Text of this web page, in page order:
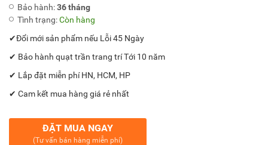
Bảo hành:36 tháng
Tình trạng:Còn hàng
✔Đổi mới sản phẩm nếu Lỗi 45 Ngày
✔ Bảo hành quạt trần trang trí Tới 10 năm
✔ Lắp đặt miễn phí HN, HCM, HP
✔ Cam kết mua hàng giá rẻ nhất
ĐẶT MUA NGAY
(Tư vấn bán hàng miễn phí)